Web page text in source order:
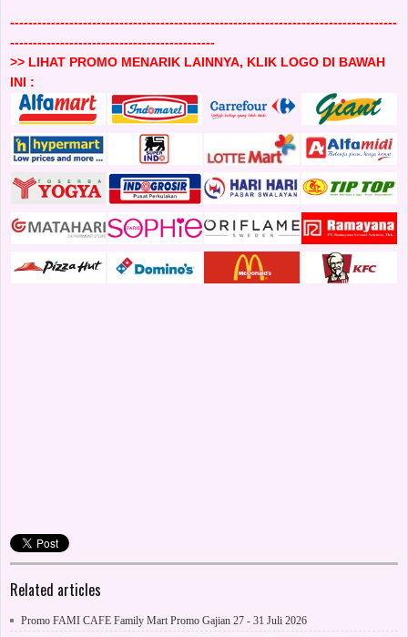
-------------------------------------------------------------------------------------
---------------------------------------------
>> LIHAT PROMO MENARIK LAINNYA, KLIK LOGO DI BAWAH
INI :
Related articles
Promo FAMI CAFE Family Mart Promo Gajian 27 - 31 Juli 2026